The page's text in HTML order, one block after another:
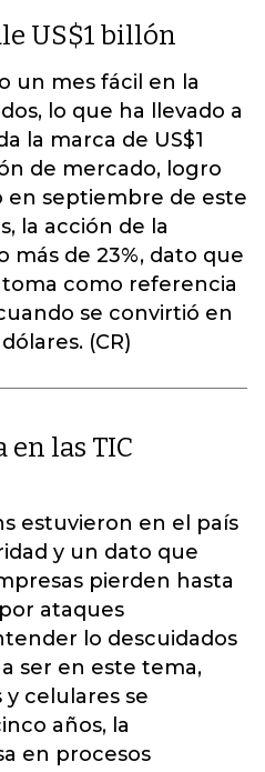
US$1 billón
un mes fácil en la
lo que ha llevado a
la marca de US$1
de mercado, logro
en septiembre de este
la acción de la
más de 23%, dato que
toma como referencia
se convirtió en
(CR)
en las TIC
estuvieron en el país
y un dato que
pierden hasta
ataques
lo descuidados
ser en este tema,
celulares se
años, la
en procesos